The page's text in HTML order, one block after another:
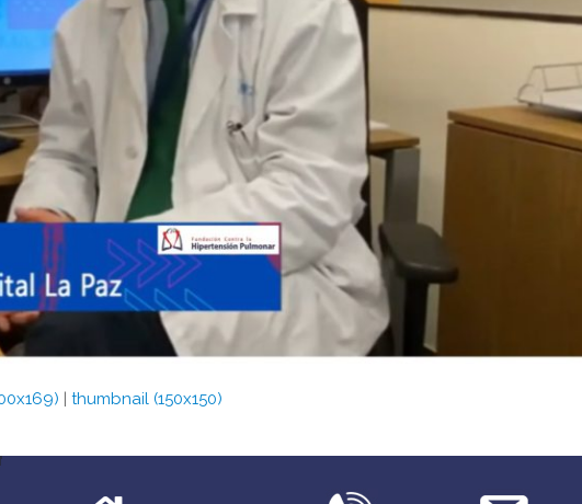
| thumbnail (150x150)